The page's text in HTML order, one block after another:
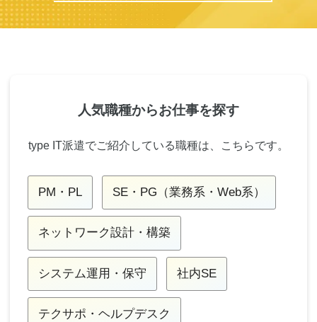
人気職種からお仕事を探す
type IT派遣でご紹介している職種は、こちらです。
PM・PL SE・PG（業務系・Web系）
ネットワーク設計・構築
システム運用・保守 社内SE
テクサポ・ヘルプデスク